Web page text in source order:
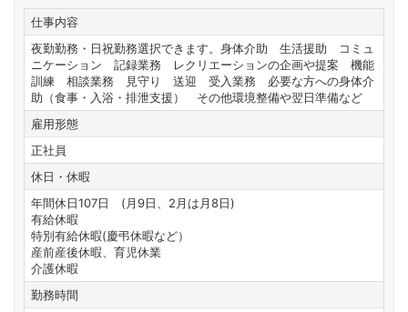
仕事内容
夜勤勤務・日祝勤務選択できます。身体介助 生活援助 コミュ
ニケーション 記録業務 レクリエーションの企画や提案 機能
訓練 相談業務 見守り 送迎 受入業務 必要な方への身体介
助（食事・入浴・排泄支援） その他環境整備や翌日準備など
雇用形態
正社員
休日・休暇
年間休日107日 (月9日、2月は月8日)
有給休暇
特別有給休暇(慶弔休暇など）
産前産後休暇、育児休業
介護休暇
勤務時間